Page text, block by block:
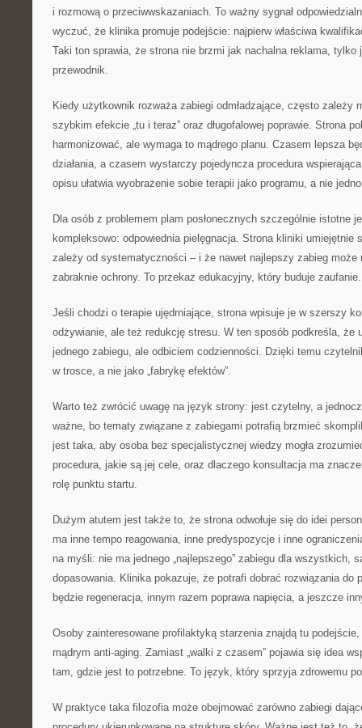
i rozmową o przeciwwskazaniach. To ważny sygnał
wyczuć, że klinika promuje podejście: najpierw właściwa
Taki ton sprawia, że strona nie brzmi jak nachalna reklama, tylko
przewodnik.
Kiedy użytkownik rozważa zabiegi odmładzające, często zależy
szybkim efekcie „tu i teraz” oraz długofalowej poprawie. Strona
harmonizować, ale wymaga to mądrego planu. Czasem lepsza
działania, a czasem wystarczy pojedyncza procedura
opisu ułatwia wyobrażenie sobie terapii jako programu, a nie
Dla osób z problemem plam posłonecznych szczególnie istotne
kompleksowo: odpowiednia pielęgnacja. Strona kliniki umiejętnie
zależy od systematyczności – i że nawet najlepszy zabieg
zabraknie ochrony. To przekaz edukacyjny, który buduje zaufanie.
Jeśli chodzi o terapie ujędrniające, strona wpisuje je w szerszy
odżywianie, ale też redukcję stresu. W ten sposób podkreśla, że
jednego zabiegu, ale odbiciem codzienności. Dzięki temu
w trosce, a nie jako „fabrykę efektów”.
Warto też zwrócić uwagę na język strony: jest czytelny, a
ważne, bo tematy związane z zabiegami potrafią brzmieć
jest taka, aby osoba bez specjalistycznej wiedzy mogła
procedura, jakie są jej cele, oraz dlaczego konsultacja ma
rolę punktu startu.
Dużym atutem jest także to, że strona odwołuje się do idei
ma inne tempo reagowania, inne predyspozycje i inne
na myśli: nie ma jednego „najlepszego” zabiegu dla wszystkich,
dopasowania. Klinika pokazuje, że potrafi dobrać rozwiązania do
będzie regeneracja, innym razem poprawa napięcia, a jeszcze
Osoby zainteresowane profilaktyką starzenia znajdą tu
mądrym anti-aging. Zamiast „walki z czasem” pojawia się idea
tam, gdzie jest to potrzebne. To język, który sprzyja zdrowemu
W praktyce taka filozofia może obejmować zarówno zabiegi